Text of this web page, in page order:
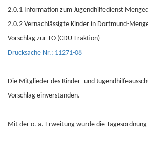
2.0.1 Information zum Jugendhilfedienst
2.0.2 Vernachlässigte Kinder in Dortmund-
Vorschlag zur TO (CDU-Fraktion)
Drucksache Nr.: 11271-08
Die Mitglieder des Kinder- und
Vorschlag einverstanden.
Mit der o. a. Erweitung wurde die